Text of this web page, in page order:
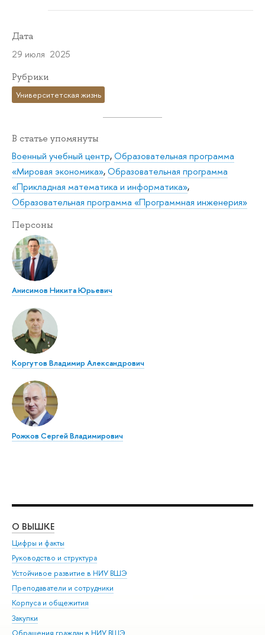
Дата
29 июля 2025
Рубрики
Университетская жизнь
В статье упомянуты
Военный учебный центр,Образовательная программа
«Мировая экономика»,Образовательная программа
«Прикладная математика и информатика»,
Образовательная программа «Программная инженерия»
Персоны
Анисимов Никита Юрьевич
Коргутов Владимир Александрович
Рожков Сергей Владимирович
О ВЫШКЕ
Цифры и факты
Руководство и структура
Устойчивое развитие в НИУ ВШЭ
Преподаватели и сотрудники
Корпуса и общежития
Закупки
Обращения граждан в НИУ ВШЭ